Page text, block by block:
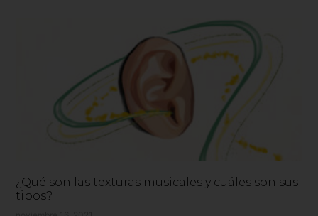
¿Qué son las texturas musicales y cuáles son sus
tipos?